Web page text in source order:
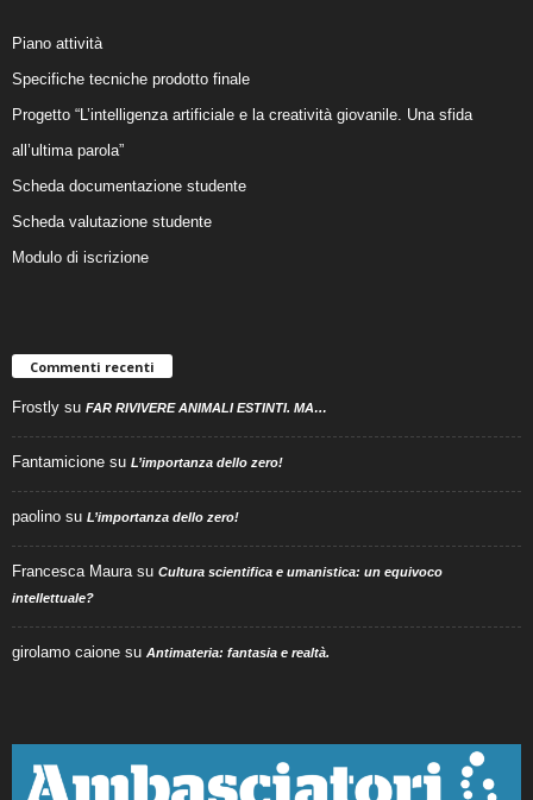
Piano attività
Specifiche tecniche prodotto finale
Progetto “L’intelligenza artificiale e la creatività giovanile. Una sfida
all’ultima parola”
Scheda documentazione studente
Scheda valutazione studente
Modulo di iscrizione
Commenti recenti
Frostly su FAR RIVIVERE ANIMALI ESTINTI. MA…
Fantamicione su L’importanza dello zero!
paolino su L’importanza dello zero!
Francesca Maura su Cultura scientifica e umanistica: un equivoco
intellettuale?
girolamo caione su Antimateria: fantasia e realtà.